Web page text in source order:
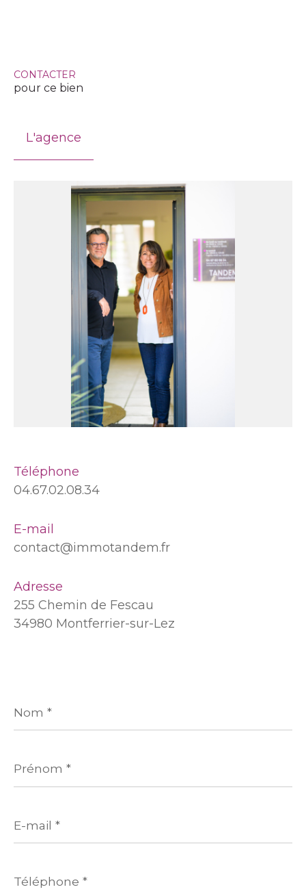
CONTACTER
pour ce bien
L'agence
Téléphone
04.67.02.08.34
E-mail
contact@immotandem.fr
Adresse
255 Chemin de Fescau
34980 Montferrier-sur-Lez
*
*
mail
*
*